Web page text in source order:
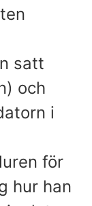
satt
och
i
för
hur han